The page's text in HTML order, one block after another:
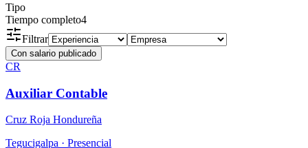
Tipo
Tiempo completo4
Filtrar
Con salario publicado
CR
Auxiliar Contable
Cruz Roja Hondureña
Tegucigalpa · Presencial